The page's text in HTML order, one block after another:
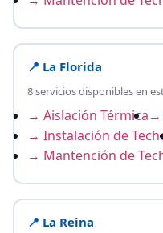
📍 La Florida
8 servicios disponibles en
→ Aislación Térmica→
→ Instalación de
→ Mantención de
📍 La Reina